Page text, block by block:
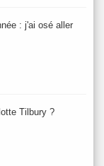
Cle de Peau
: j'ai osé aller
Tilbury ?